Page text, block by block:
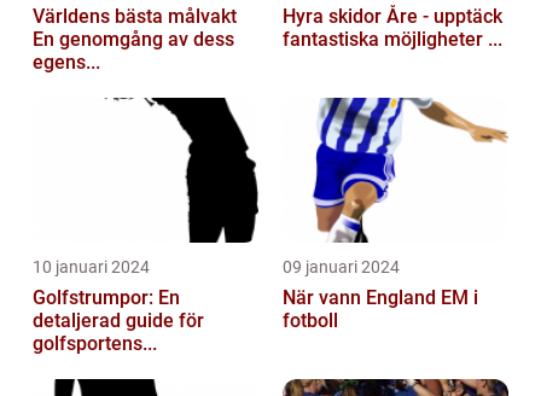
Världens bästa målvakt
En genomgång av dess
egens...
Hyra skidor Åre - upptäck
fantastiska möjligheter ...
10 januari 2024
Golfstrumpor: En
detaljerad guide för
golfsportens...
09 januari 2024
När vann England EM i
fotboll